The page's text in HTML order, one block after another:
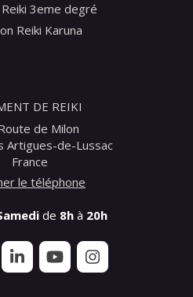
3eme degré
Reiki Karuna
DE REIKI
de Milon
Artigues-de-Lussac
France
le téléphone
de 8hà 20h